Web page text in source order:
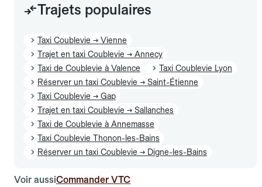
Trajets populaires
Taxi Coublevie → Vienne
Trajet en taxi Coublevie → Annecy
Taxi de Coublevie à Valence
Taxi Coublevie Lyon
Réserver un taxi Coublevie → Saint-Étienne
Taxi Coublevie → Gap
Trajet en taxi Coublevie → Sallanches
Taxi de Coublevie à Annemasse
Taxi Coublevie Thonon-les-Bains
Réserver un taxi Coublevie → Digne-les-Bains
Voir aussiCommander VTC